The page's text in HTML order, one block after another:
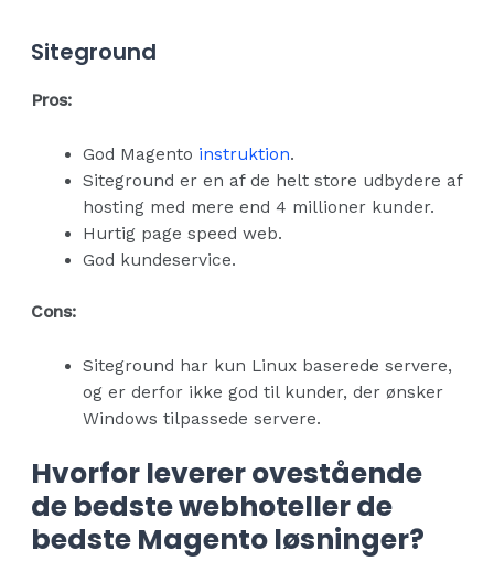
Siteground
Pros:
God Magento instruktion.
Siteground er en af de helt store udbydere af
hosting med mere end 4 millioner kunder.
Hurtig page speed web.
God kundeservice.
Cons:
Siteground har kun Linux baserede servere,
og er derfor ikke god til kunder, der ønsker
Windows tilpassede servere.
Hvorfor leverer ovestående
de bedste webhoteller de
bedste Magento løsninger?